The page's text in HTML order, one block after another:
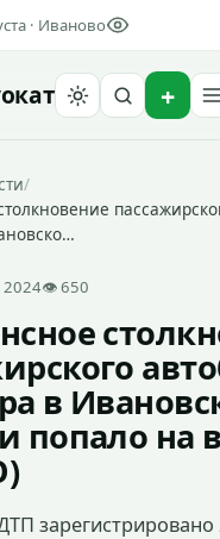
· Иваново
кат
/
2024👁 650
в
попало на